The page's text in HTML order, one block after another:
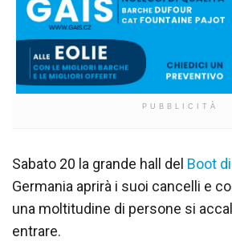
PUBBLICITÀ
Sabato 20 la grande hall del Boot
Germania aprirà i suoi cancelli e
una moltitudine di persone si
entrare.